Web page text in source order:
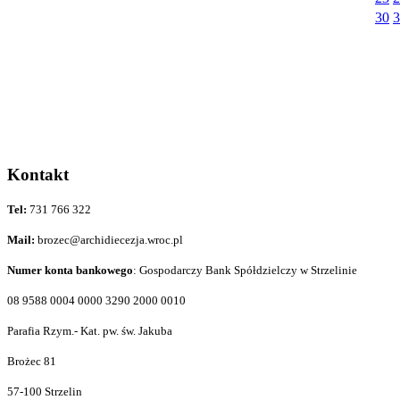
30
Kontakt
Tel: 731 766 322
Mail: brozec@archidiecezja.wroc.pl
Numer konta bankowego: Gospodarczy Bank Spółdzielczy w Strzelinie
08 9588 0004 0000 3290 2000 0010
Parafia Rzym.- Kat. pw. św. Jakuba
Brożec 81
57-100 Strzelin